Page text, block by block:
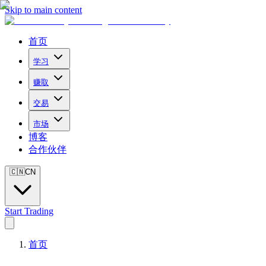
Skip to main content
首页
学习
赚取
交易
市场
博客
合作伙伴
🇨🇳CN
Start Trading
首页